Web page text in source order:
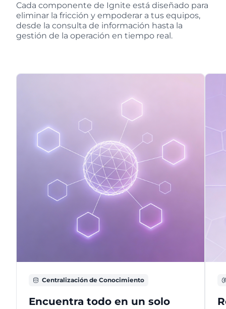
Cada componente de Ignite está diseñado para
eliminar la fricción y empoderar a tus equipos,
desde la consulta de información hasta la
gestión de la operación en tiempo real.
Centralización de Conocimiento
Encuentra todo en un solo